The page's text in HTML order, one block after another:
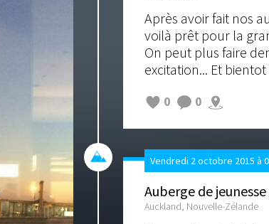
Après avoir fait nos
voilà prêt pour la
On peut plus faire
excitation... Et bientot
0 0
Vendredi 2 octobre 2015 à
Auberge de jeunesse
Auckland, Nouvelle-Zélande